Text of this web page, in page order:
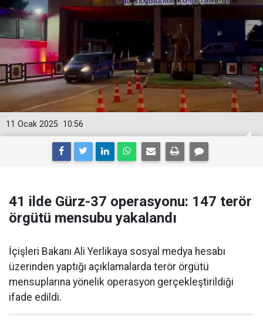
10:56
11 Ocak 2025
41 ilde Gürz-37 operasyonu: 147 terör
örgütü mensubu yakalandı
İçişleri Bakanı Ali Yerlikaya sosyal medya hesabı
üzerinden yaptığı açıklamalarda terör örgütü
mensuplarına yönelik operasyon gerçekleştirildiği
ifade edildi.